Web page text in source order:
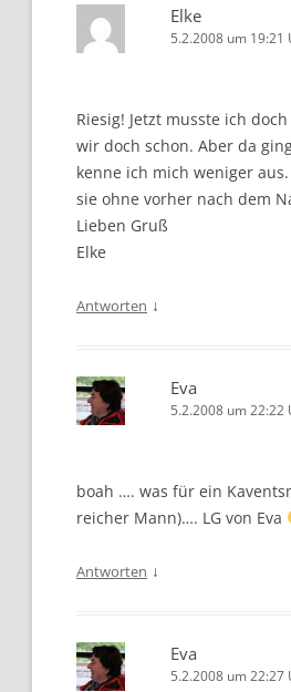
Elke
5.2.2008 um 19:21
Riesig! Jetzt musste ich
wir doch schon. Aber da
kenne ich mich weniger
sie ohne vorher nach dem
Lieben Gruß
Elke
Antworten ↓
Eva
5.2.2008 um 22:22
boah …. was für ein
reicher Mann)…. LG von Eva
Antworten ↓
Eva
5.2.2008 um 22:27